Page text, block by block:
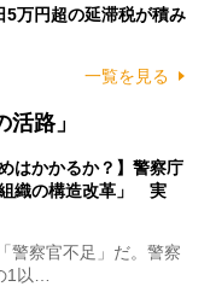
万円超の延滞税が積み
一覧を見る
路」
はかかるか？】警察庁
織の構造改革」 実
警察官不足」だ。警察
1以…